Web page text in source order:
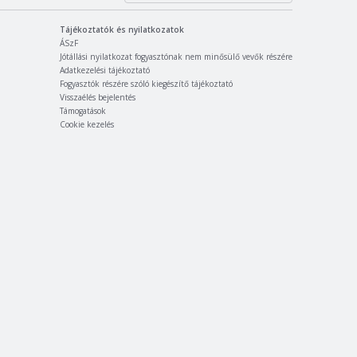
Tájékoztatók és nyilatkozatok
ÁSzF
Jótállási nyilatkozat fogyasztónak nem minősülő vevők részére
Adatkezelési tájékoztató
Fogyasztók részére szóló kiegészítő tájékoztató
Visszaélés bejelentés
Támogatások
Cookie kezelés